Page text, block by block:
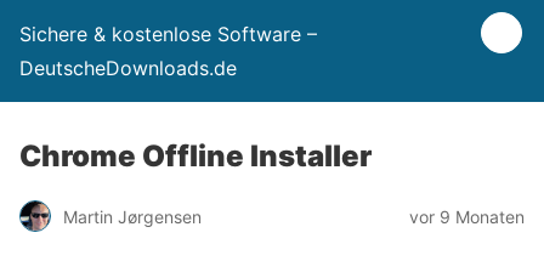
Sichere & kostenlose Software –
DeutscheDownloads.de
Chrome Offline Installer
Martin Jørgensen vor 9 Monaten